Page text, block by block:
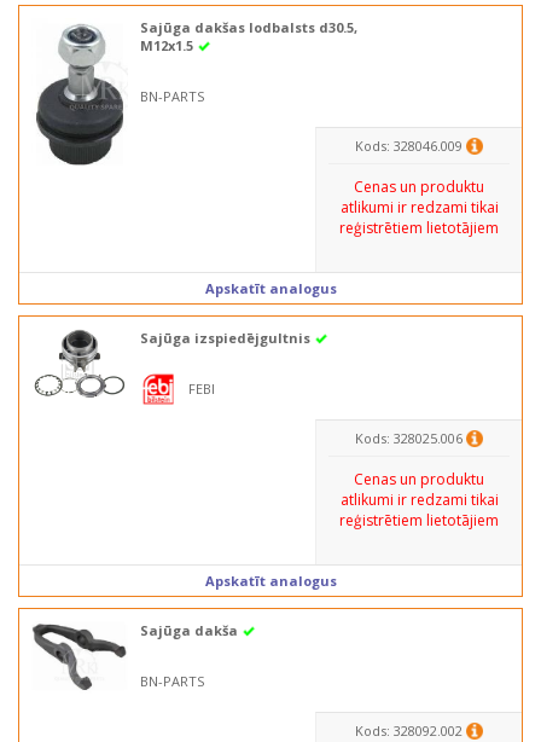
Sajūga dakšas lodbalsts d30.5,
M12x1.5
BN-PARTS
Kods: 328046.009
Cenas un produktu
atlikumi ir redzami tikai
reģistrētiem lietotājiem
Apskatīt analogus
Sajūga izspiedējgultnis
FEBI
Kods: 328025.006
Cenas un produktu
atlikumi ir redzami tikai
reģistrētiem lietotājiem
Apskatīt analogus
Sajūga dakša
BN-PARTS
Kods: 328092.002